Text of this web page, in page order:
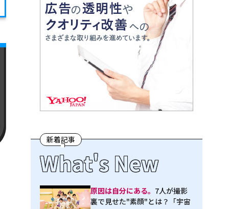
新着記事
What's New
原因は自分にある。 7人が撮影
裏で見せた"素顔"とは？「宇宙